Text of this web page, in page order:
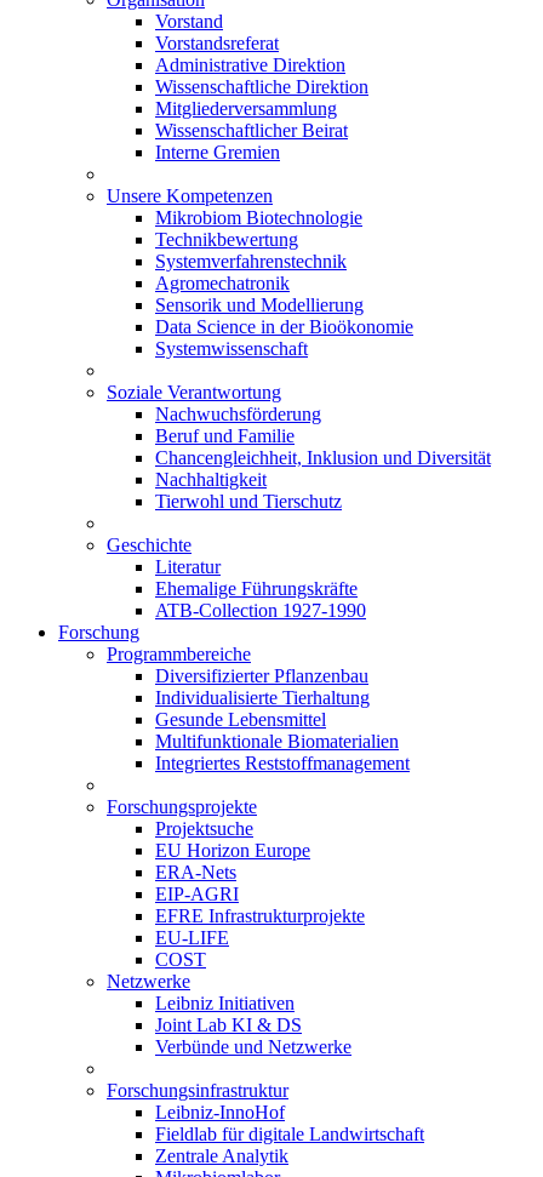
Vorstand
Vorstandsreferat
Administrative Direktion
Wissenschaftliche Direktion
Mitgliederversammlung
Wissenschaftlicher Beirat
Interne Gremien
Unsere Kompetenzen
Mikrobiom Biotechnologie
Technikbewertung
Systemverfahrenstechnik
Agromechatronik
Sensorik und Modellierung
Data Science in der Bioökonomie
Systemwissenschaft
Soziale Verantwortung
Nachwuchsförderung
Beruf und Familie
Chancengleichheit, Inklusion und Diversität
Nachhaltigkeit
Tierwohl und Tierschutz
Geschichte
Literatur
Ehemalige Führungskräfte
ATB-Collection 1927-1990
Forschung
Programmbereiche
Diversifizierter Pflanzenbau
Individualisierte Tierhaltung
Gesunde Lebensmittel
Multifunktionale Biomaterialien
Integriertes Reststoffmanagement
Forschungsprojekte
Projektsuche
EU Horizon Europe
ERA-Nets
EIP-AGRI
EFRE Infrastrukturprojekte
EU-LIFE
COST
Netzwerke
Leibniz Initiativen
Joint Lab KI & DS
Verbünde und Netzwerke
Forschungsinfrastruktur
Leibniz-InnoHof
Fieldlab für digitale Landwirtschaft
Zentrale Analytik